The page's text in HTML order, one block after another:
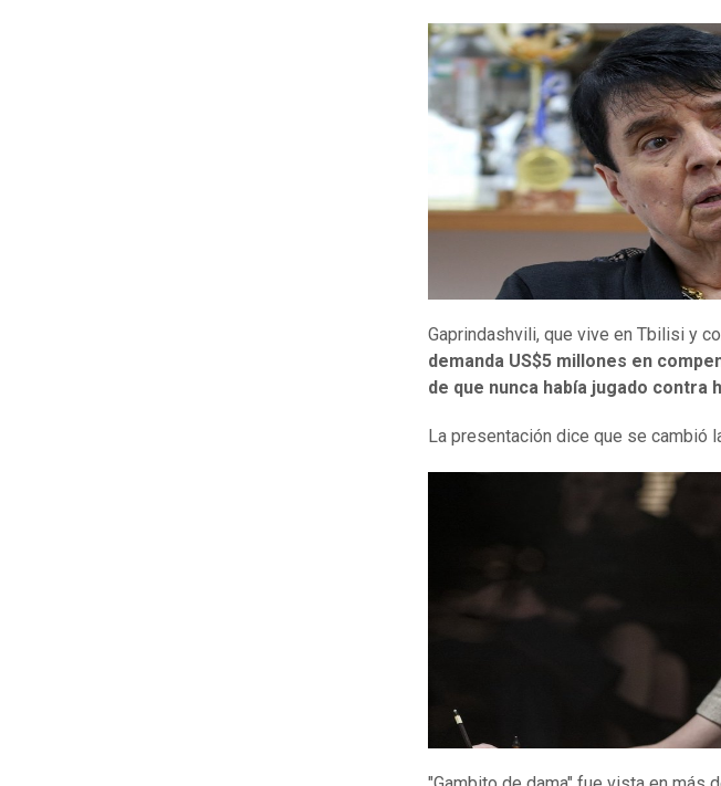
Gaprindashvili, que vive en Tbilisi y
demanda US$5 millones en
de que nunca había jugado contra
La presentación dice que se cambió